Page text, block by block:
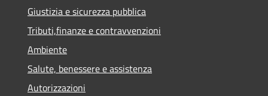
Giustizia e sicurezza pubblica
Tributi,finanze e contravvenzioni
Ambiente
Salute, benessere e assistenza
Autorizzazioni